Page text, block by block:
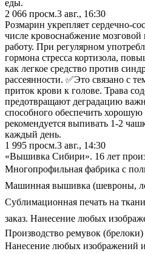
еды.
2 066 просм.3 авг., 16:30
Розмарин укрепляет сердечно-
числе кровоснабжение
работу. При регулярном
гормона стресса кортизола,
как легкое средство против
рассеянности. ✅Это связано с
приток крови к голове. Трава
предотвращают деградацию
способного обеспечить
рекомендуется выпивать 1-2
каждый день.
1 995 просм.3 авг., 14:30
«Вышивка Сибири». 16 лет
Многопрофильная фабрика с
Машинная вышивка (шевроны,
Сублимационная печать на
заказ. Нанесение любых
Производство ремувок
Нанесение любых изображений